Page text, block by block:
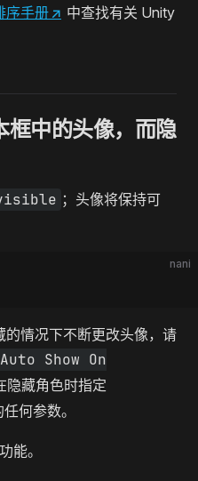
序手册↗ 中查找有关 Unity
框中的头像，而隐
；头像将保持可
nani
情况下不断更改头像，请
Auto Show On
隐藏角色时指定
何参数。
功能。